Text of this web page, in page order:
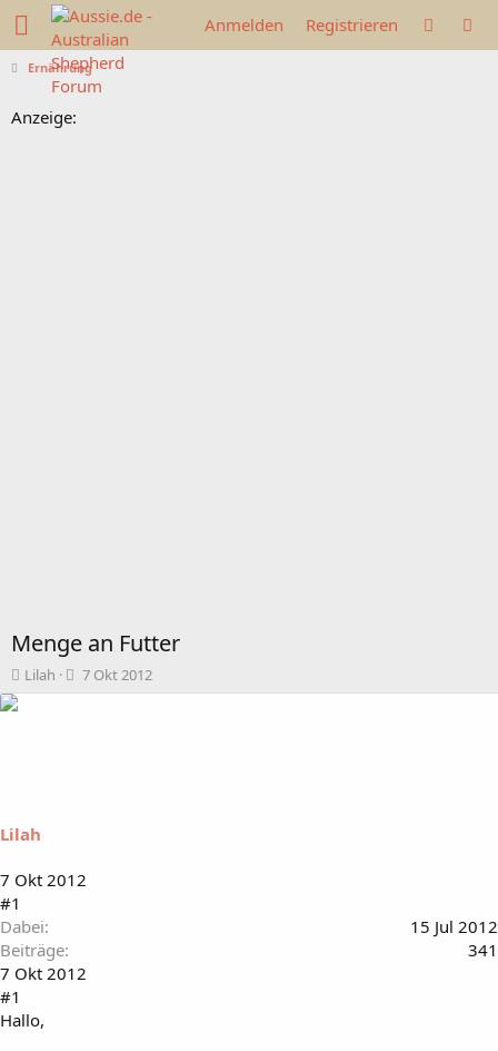
Anmelden Registrieren
Ernährung
Anzeige:
Menge an Futter
T
h
a
t
Lilah
B
e
m
7 Okt 2012
Lilah
7 Okt 2012
#1
Dabei
15 Jul 2012
Beiträge
341
7 Okt 2012
#1
Hallo,